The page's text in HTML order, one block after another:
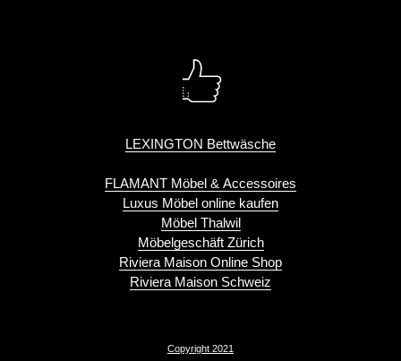
LEXINGTON Bettwäsche
FLAMANT Möbel & Accessoires
Luxus Möbel online kaufen
Möbel Thalwil
Möbelgeschäft Zürich
Riviera Maison Online Shop
Riviera Maison Schweiz
Copyright 2021